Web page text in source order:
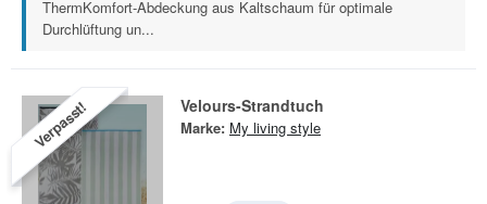
ThermKomfort-Abdeckung aus Kaltschaum für optimale
Durchlüftung un...
Verpasst! Velours-Strandtuch
Marke: My living style